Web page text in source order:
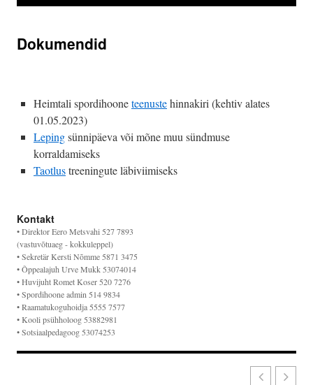
Dokumendid
Heimtali spordihooneteenustehinnakiri (kehtiv alates
01.05.2023)
Lepingsünnipäeva või mõne muu sündmuse
korraldamiseks
Taotlustreeningute läbiviimiseks
Kontakt
• Direktor Eero Metsvahi 527 7893
(vastuvõtuaeg - kokkuleppel)
• Sekretär Kersti Nõmme 5871 3475
• Õppealajuh Urve Mukk 53074014
• Huvijuht Romet Koser 520 7276
• Spordihoone admin 514 9834
• Raamatukoguhoidja 5555 7577
• Kooli psühholoog 53882981
• Sotsiaalpedagoog 53074253